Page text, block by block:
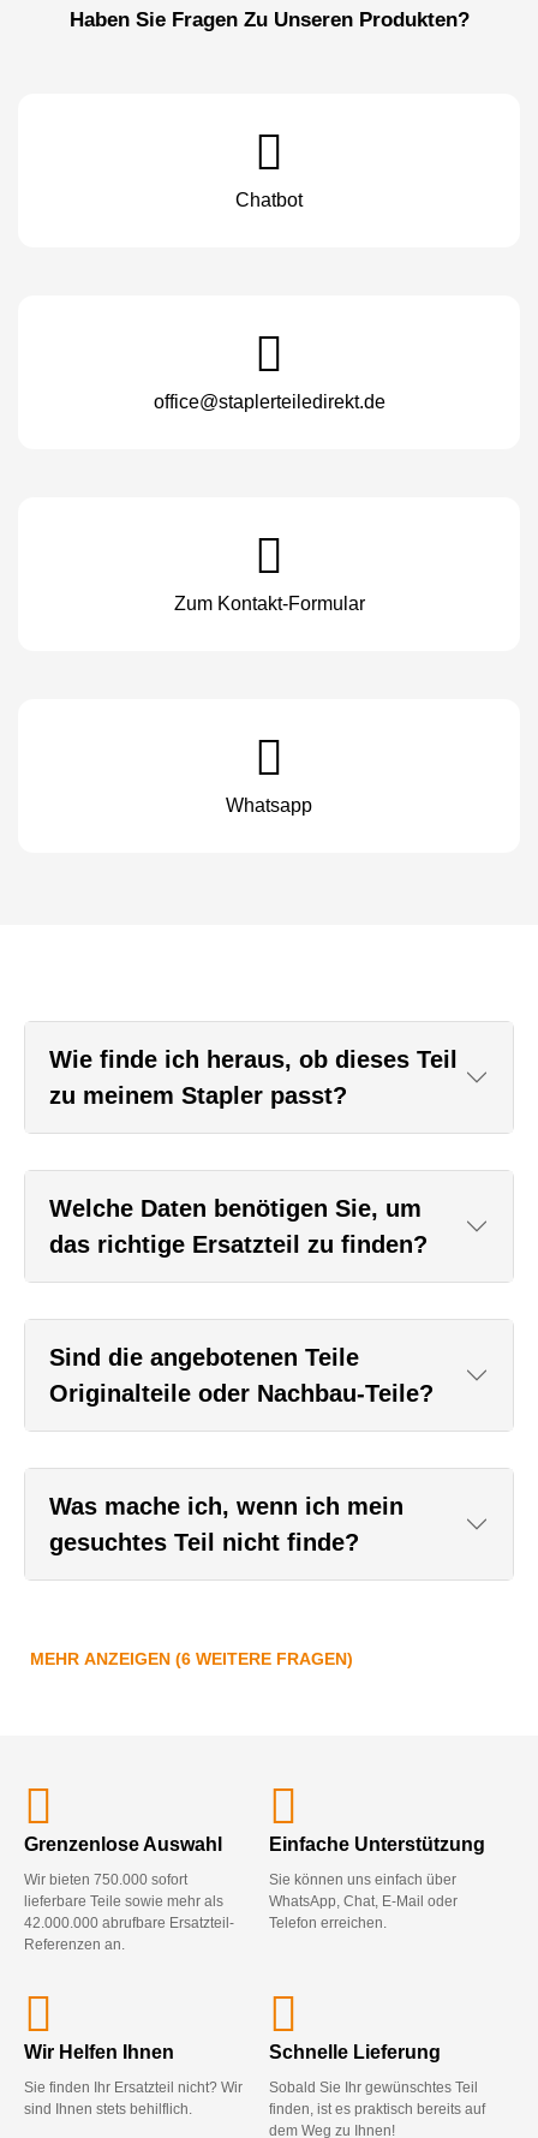
Haben Sie Fragen Zu Unseren Produkten?
Chatbot
office@staplerteiledirekt.de
Zum Kontakt-Formular
Whatsapp
Wie finde ich heraus, ob dieses Teil
zu meinem Stapler passt?
Welche Daten benötigen Sie, um
das richtige Ersatzteil zu finden?
Sind die angebotenen Teile
Originalteile oder Nachbau-Teile?
Was mache ich, wenn ich mein
gesuchtes Teil nicht finde?
MEHR ANZEIGEN (6 WEITERE FRAGEN)
Grenzenlose Auswahl
Wir bieten 750.000 sofort
lieferbare Teile sowie mehr als
42.000.000 abrufbare Ersatzteil-
Referenzen an.
Einfache Unterstützung
Sie können uns einfach über
WhatsApp, Chat, E-Mail oder
Telefon erreichen.
Wir Helfen Ihnen
Sie finden Ihr Ersatzteil nicht? Wir
sind Ihnen stets behilflich.
Schnelle Lieferung
Sobald Sie Ihr gewünschtes Teil
finden, ist es praktisch bereits auf
dem Weg zu Ihnen!